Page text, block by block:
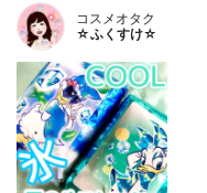
コスメオタク
☆ふくすけ☆